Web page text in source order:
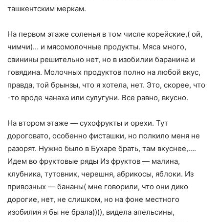
ташкентским меркам.
На первом этаже соленья в том числе корейские,( ой,
чимчи)… и мясомолочные продукты. Мяса много,
свинины решительно нет, но в изобилии баранина и
говядина. Молочных продуктов полно на любой вкус,
правда, той брынзы, что я хотела, нет. Это, скорее, что
-то вроде чанаха или сулугуни. Все равно, вкусно.
На втором этаже — сухофрукты и орехи. Тут
дороговато, особенно фисташки, но полкило меня не
разорят. Нужно было в Бухаре брать, там вкуснее,….
Идем во фруктовые ряды Из фруктов — малина,
клубника, тутовник, черешня, абрикосы, яблоки. Из
привозных — бананы( мне говорили, что они дико
дорогие, нет, не слишком, но на фоне местного
изобилия я бы не брала)))), видела апельсины,